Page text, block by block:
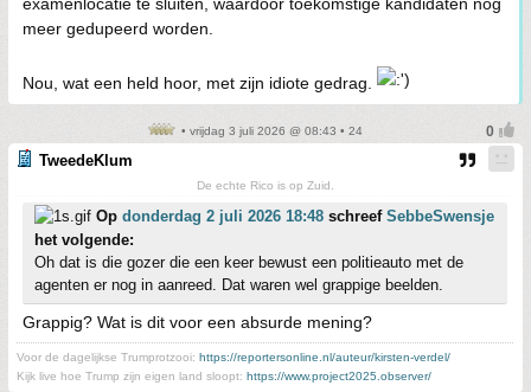
meer gedupeerd worden.
Nou, wat een held hoor, met zijn idiote gedrag.
• vrijdag 3 juli 2026 @ 08:43 • 24
TweedeKlum
De echte Rico is op Zuid.
Op donderdag 2 juli 2026 18:48 schreef SebbeSwensje
het volgende:
Oh dat is die gozer die een keer bewust een politieauto met de
agenten er nog in aanreed. Dat waren wel grappige beelden.
Grappig? Wat is dit voor een absurde mening?
Voor de dagelijkse Trumprotzooi: https://reportersonline.nl/auteur/kirsten-verdel/
Kijk live hoe Trump zijn eigen land sloopt: https://www.project2025.observer/